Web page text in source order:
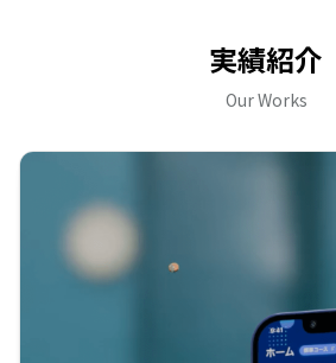
実績紹介
Our Works